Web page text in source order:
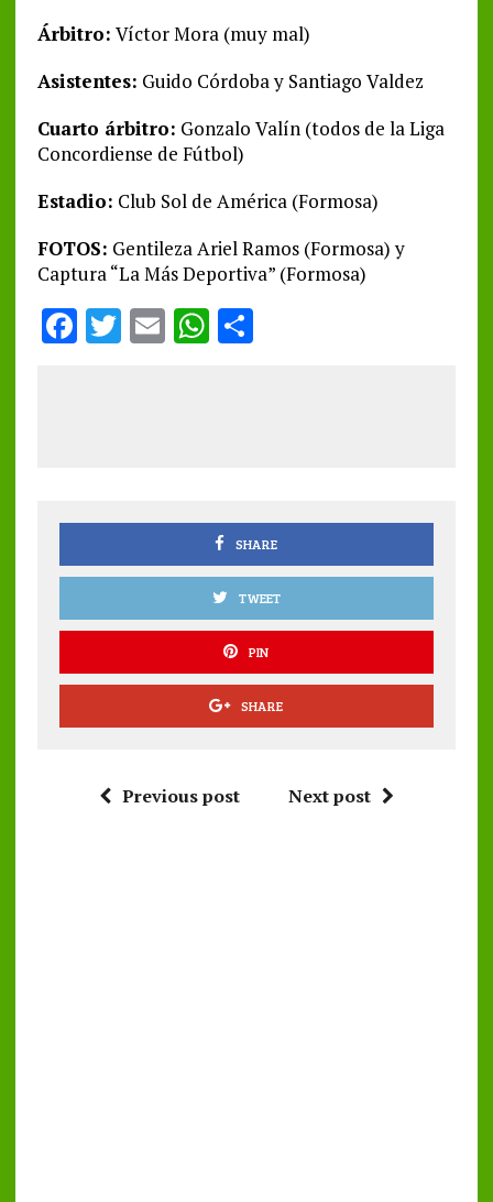
Árbitro: Víctor Mora (muy mal)
Asistentes: Guido Córdoba y Santiago Valdez
Cuarto árbitro: Gonzalo Valín (todos de la Liga
Concordiense de Fútbol)
Estadio: Club Sol de América (Formosa)
FOTOS: Gentileza Ariel Ramos (Formosa) y
Captura “La Más Deportiva” (Formosa)
F
k
T E W
p
S
SHARE
TWEET
PIN
SHARE
Previous post Next post